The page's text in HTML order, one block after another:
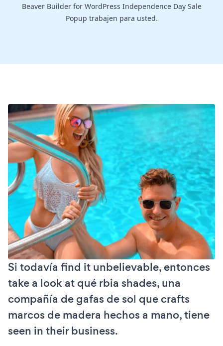
Beaver Builder for WordPress Independence Day Sale
Popup trabajen para usted.
Si todavía find it unbelievable, entonces
take a look at qué rbia shades, una
compañía de gafas de sol que crafts
marcos de madera hechos a mano, tiene
seen in their business.